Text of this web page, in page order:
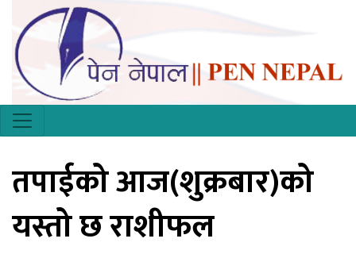
तपाईको आज(शुक्रबार)को
यस्तो छ राशीफल